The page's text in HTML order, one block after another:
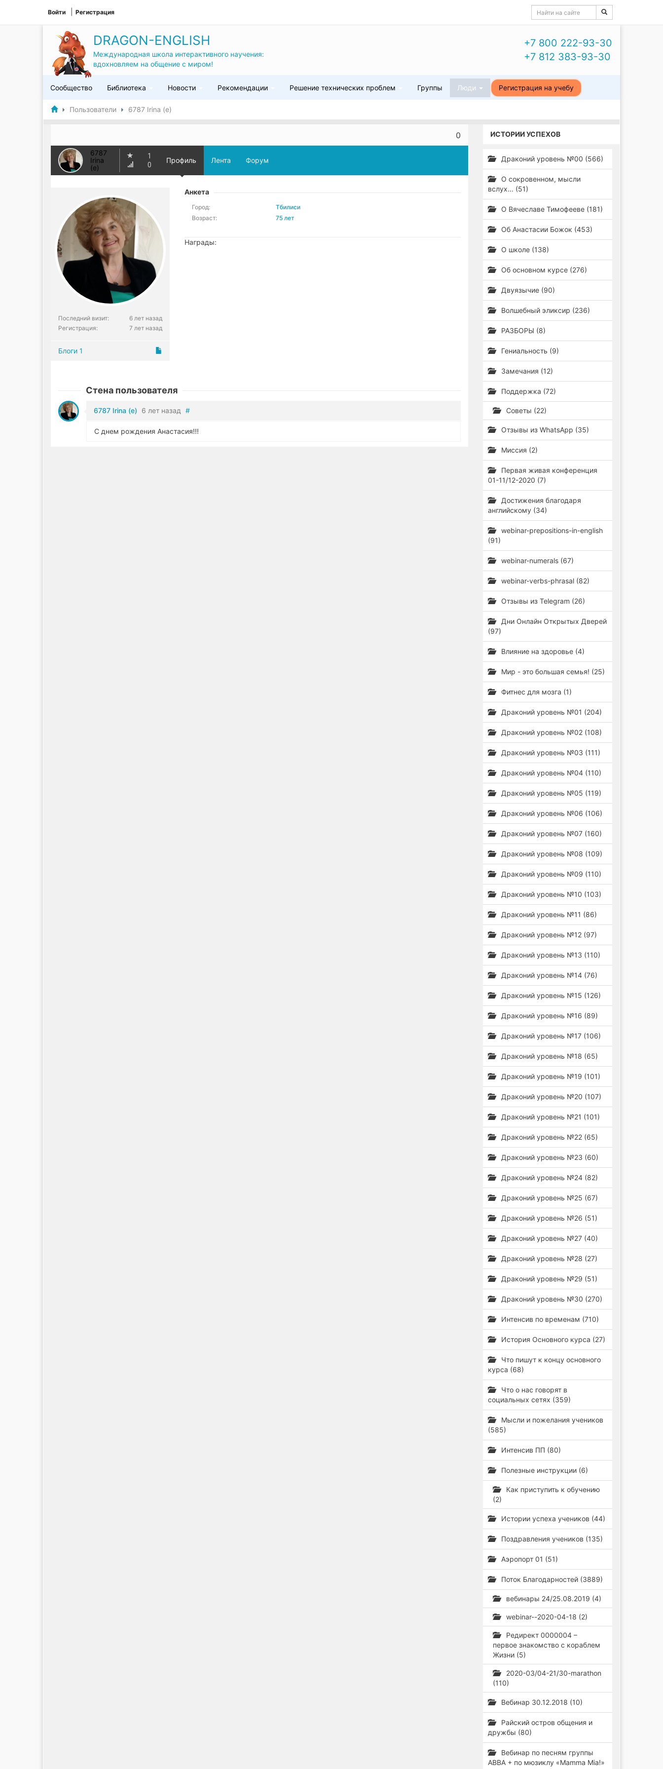
Войти Регистрация
DRAGON-ENGLISH
Международная школа интерактивного научения:
вдохновляем на общение с миром!
+7 800 222-93-30
+7 812 383-93-30
Сообщество Библиотека Новости Рекомендации Решение технических проблем Группы Люди Регистрация на учебу
Пользователи 6787 Irina (e)
0
6787
Irina
(e)
1
0
Профиль Лента Форум
Последний визит:
6 лет назад
Регистрация:
7 лет назад
Блоги 1
Анкета
Город:
Тбилиси
Возраст:
75 лет
Награды:
Стена пользователя
6787 Irina (e) 6 лет назад #
С днем рождения Анастасия!!!
ИСТОРИИ УСПЕХОВ
Драконий уровень №00 (566)
О сокровенном, мысли
вслух... (51)
О Вячеславе Тимофееве (181)
Об Анастасии Божок (453)
О школе (138)
Об основном курсе (276)
Двуязычие (90)
Волшебный эликсир (236)
РАЗБОРЫ (8)
Гениальность (9)
Замечания (12)
Поддержка (72)
Советы (22)
Отзывы из WhatsApp (35)
Миссия (2)
Первая живая конференция
01-11/12-2020 (7)
Достижения благодаря
английскому (34)
webinar-prepositions-in-english
(91)
webinar-numerals (67)
webinar-verbs-phrasal (82)
Отзывы из Telegram (26)
Дни Онлайн Открытых Дверей
(97)
Влияние на здоровье (4)
Мир - это большая семья! (25)
Фитнес для мозга (1)
Драконий уровень №01 (204)
Драконий уровень №02 (108)
Драконий уровень №03 (111)
Драконий уровень №04 (110)
Драконий уровень №05 (119)
Драконий уровень №06 (106)
Драконий уровень №07 (160)
Драконий уровень №08 (109)
Драконий уровень №09 (110)
Драконий уровень №10 (103)
Драконий уровень №11 (86)
Драконий уровень №12 (97)
Драконий уровень №13 (110)
Драконий уровень №14 (76)
Драконий уровень №15 (126)
Драконий уровень №16 (89)
Драконий уровень №17 (106)
Драконий уровень №18 (65)
Драконий уровень №19 (101)
Драконий уровень №20 (107)
Драконий уровень №21 (101)
Драконий уровень №22 (65)
Драконий уровень №23 (60)
Драконий уровень №24 (82)
Драконий уровень №25 (67)
Драконий уровень №26 (51)
Драконий уровень №27 (40)
Драконий уровень №28 (27)
Драконий уровень №29 (51)
Драконий уровень №30 (270)
Интенсив по временам (710)
История Основного курса (27)
Что пишут к концу основного
курса (68)
Что о нас говорят в
социальных сетях (359)
Мысли и пожелания учеников
(585)
Интенсив ПП (80)
Полезные инструкции (6)
Как приступить к обучению
(2)
Истории успеха учеников (44)
Поздравления учеников (135)
Аэропорт 01 (51)
Поток Благодарностей (3889)
вебинары 24/25.08.2019 (4)
webinar--2020-04-18 (2)
Редирект 0000004 –
первое знакомство с кораблем
Жизни (5)
2020-03/04-21/30-marathon
(110)
Вебинар 30.12.2018 (10)
Райский остров общения и
дружбы (80)
Вебинар по песням группы
ABBA + по мюзиклу «Mamma Mia!»